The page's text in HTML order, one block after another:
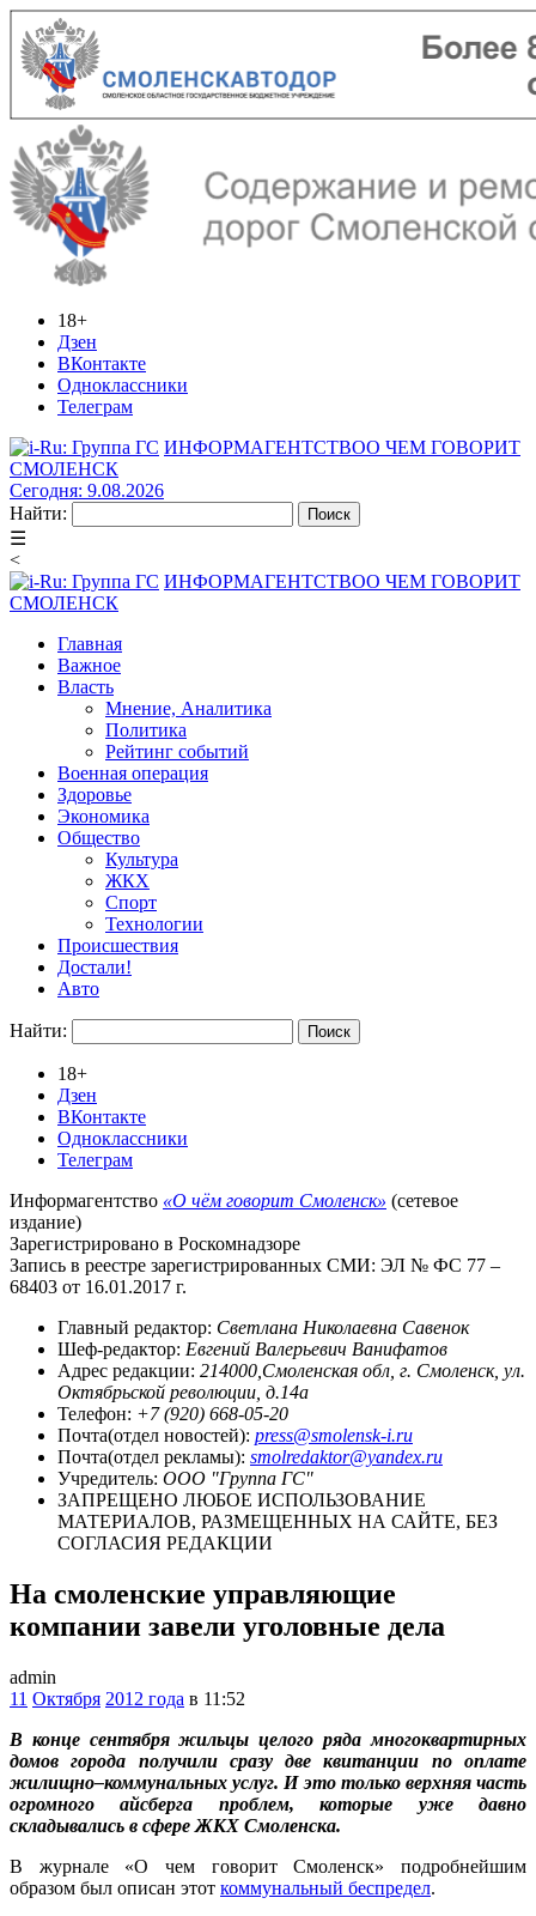
18+
Дзен
ВКонтакте
Одноклассники
Телеграм
ИНФОРМАГЕНТСТВОО ЧЕМ ГОВОРИТ
СМОЛЕНСК
Сегодня: 9.08.2026
Найти:
☰
<
ИНФОРМАГЕНТСТВОО ЧЕМ ГОВОРИТ
СМОЛЕНСК
Главная
Важное
Власть
Мнение, Аналитика
Политика
Рейтинг событий
Военная операция
Здоровье
Экономика
Общество
Культура
ЖКХ
Спорт
Технологии
Происшествия
Достали!
Авто
Найти:
18+
Дзен
ВКонтакте
Одноклассники
Телеграм
Информагентство «О чём говорит Смоленск» (сетевое
издание)
Зарегистрировано в Роскомнадзоре
Запись в реестре зарегистрированных СМИ: ЭЛ № ФС 77 –
68403 от 16.01.2017 г.
Главный редактор: Светлана Николаевна Савенок
Шеф-редактор: Евгений Валерьевич Ванифатов
Адрес редакции: 214000,Смоленская обл, г. Смоленск, ул.
Октябрьской революции, д.14а
Телефон: +7 (920) 668-05-20
Почта(отдел новостей): press@smolensk-i.ru
Почта(отдел рекламы): smolredaktor@yandex.ru
Учредитель: ООО "Группа ГС"
ЗАПРЕЩЕНО ЛЮБОЕ ИСПОЛЬЗОВАНИЕ
МАТЕРИАЛОВ, РАЗМЕЩЕННЫХ НА САЙТЕ, БЕЗ
СОГЛАСИЯ РЕДАКЦИИ
На смоленские управляющие
компании завели уголовные дела
admin
11 Октября 2012 года в 11:52
В конце сентября жильцы целого ряда многоквартирных
домов города получили сразу две квитанции по оплате
жилищно–коммунальных услуг. И это только верхняя часть
огромного айсберга проблем, которые уже давно
складывались в сфере ЖКХ Смоленска.
В журнале «О чем говорит Смоленск» подробнейшим
образом был описан этот коммунальный беспредел.